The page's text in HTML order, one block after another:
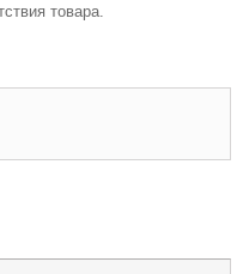
товара.